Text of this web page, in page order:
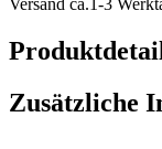
Cream
Zusätzliche